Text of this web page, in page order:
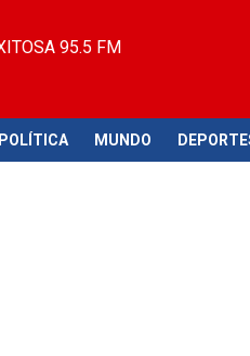
95.5 FM
POLÍTICA MUNDO